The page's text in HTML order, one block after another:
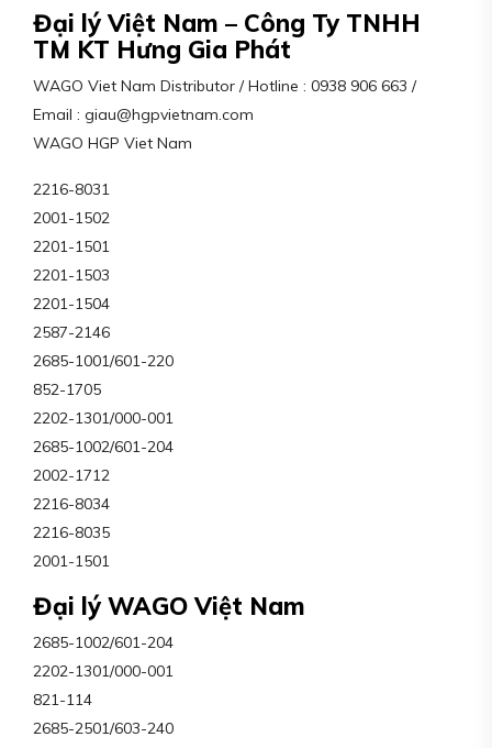
Đại lý Việt Nam – Công Ty TNHH
TM KT Hưng Gia Phát
WAGO Viet Nam Distributor / Hotline : 0938 906 663 /
Email : giau@hgpvietnam.com
WAGO HGP Viet Nam
2216-8031
2001-1502
2201-1501
2201-1503
2201-1504
2587-2146
2685-1001/601-220
852-1705
2202-1301/000-001
2685-1002/601-204
2002-1712
2216-8034
2216-8035
2001-1501
Đại lý WAGO Việt Nam
2685-1002/601-204
2202-1301/000-001
821-114
2685-2501/603-240